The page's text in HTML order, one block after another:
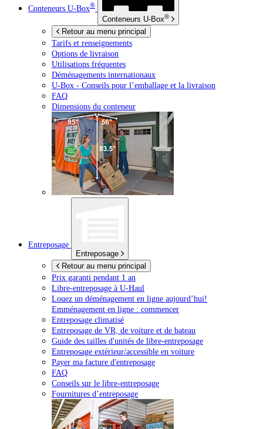
Conteneurs U-Box®
Conteneurs U-Box®
Retour au menu principal
Tarifs et renseignements
Options de livraison
Utilisations fréquentes
Déménagements internationaux
U-Box - Conseils pour l’emballage et la livraison
FAQ
Dimensions du conteneur
Entreposage
Entreposage
Retour au menu principal
Prix garanti pendant 1 an
Libre-entreposage à U-Haul
Louez un déménagement en ligne aujourd’hui!
Emménagement en ligne : commencer
Entreposage climatisé
Entreposage de VR, de voiture et de bateau
Guide des tailles d'unités de libre-entreposage
Entreposage extérieur/accessible en voiture
Payer ma facture d'entreposage
FAQ
Conseils sur le libre-entreposage
Fournitures d’entreposage